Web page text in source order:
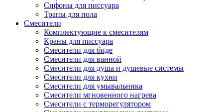
Сифоны для писсуара
Трапы для пола
Смесители
Комплектующие к смесителям
Краны для писсуара
Смесители для биде
Смесители для ванной
Смесители для душа и душевые системы
Смесители для кухни
Смесители для умывальника
Смесители мгновенного нагрева
Смесители с терморегулятором